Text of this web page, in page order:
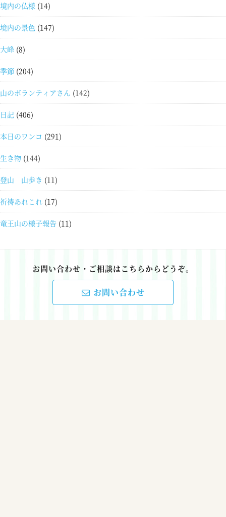
境内の仏様 (14)
境内の景色 (147)
大峰 (8)
季節 (204)
山のボランティアさん (142)
日記 (406)
本日のワンコ (291)
生き物 (144)
登山 山歩き (11)
祈祷あれこれ (17)
竜王山の様子報告 (11)
お問い合わせ・ご相談はこちらからどうぞ。
お問い合わせ